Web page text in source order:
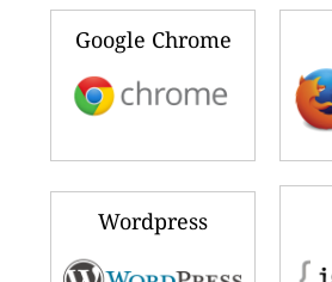
Google Chrome
Wordpress